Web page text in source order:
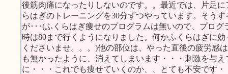
後筋肉痛になったりしないのです。。最近では、片足
らはぎのトレーニングを30分ずつやっています。そう
が･･･(ふくらはぎ痩せのプログラムは無いので、プロ
時は80まで行くようになりました。何かふくらはぎに
くださいませ。。。)他の部位は、やった直後の疲労感
も無かったように、消えてしまいます・・・刺激を与
に・・・これでも痩せていくのか、、とても不安です・